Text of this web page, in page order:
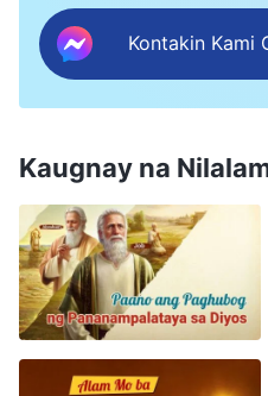
aspetong nararapat sa
ayon ng Panginoon.”
Natamo niya ang
ayon
Nagpatuloy ang aking
pagsasabing: “Sinabi sa
‘Iibigin mo ang
puso mo, at ng buong
Kontakin Kami
Kaugnay na